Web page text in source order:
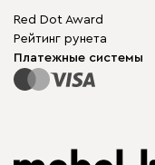
Для бизнеса
Карта сайта
Модульная мебель
Столы и стулья
Red Dot Award
Рейтинг рунета
Платежные системы